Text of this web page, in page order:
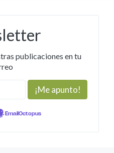
publicaciones en tu
EmailOctopus